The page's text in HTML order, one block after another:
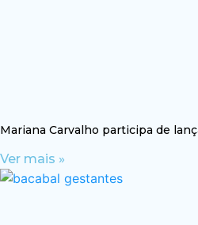
Mariana Carvalho participa de
Ver mais »